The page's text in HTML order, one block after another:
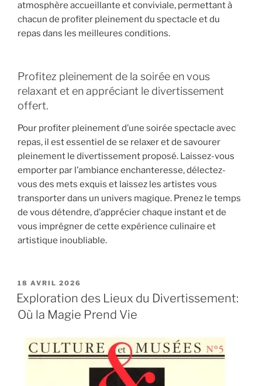
atmosphère accueillante et conviviale, permettant à
chacun de profiter pleinement du spectacle et du
repas dans les meilleures conditions.
Profitez pleinement de la soirée en vous
relaxant et en appréciant le divertissement
offert.
Pour profiter pleinement d’une soirée spectacle avec
repas, il est essentiel de se relaxer et de savourer
pleinement le divertissement proposé. Laissez-vous
emporter par l’ambiance enchanteresse, délectez-
vous des mets exquis et laissez les artistes vous
transporter dans un univers magique. Prenez le temps
de vous détendre, d’apprécier chaque instant et de
vous imprégner de cette expérience culinaire et
artistique inoubliable.
PUBLIÉ
LE
18 AVRIL 2026
Exploration des Lieux du Divertissement:
Où la Magie Prend Vie